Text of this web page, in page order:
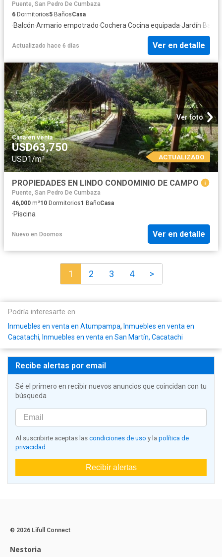
Puente, San Pedro De Cumbaza
6 Dormitorios5 BañosCasa
·Balcón·Armario empotrado·Cochera·Cocina equipada·Jardín·
Actualizado hace 6 días Ver en detalle
Ver foto
Casa·en venta
USD63,750
USD1/m² ACTUALIZADO
PROPIEDADES EN LINDO CONDOMINIO DE CAMPO
Puente, San Pedro De Cumbaza
46,000 m²10 Dormitorios1 BañoCasa
·Piscina
Nuevo en Doomos Ver en detalle
1 2 3 4 >
Podría interesarte en
Inmuebles en venta en Atumpampa, Inmuebles en venta en
Cacatachi, Inmuebles en venta en San Martín, Cacatachi
Recibe alertas por email
Sé el primero en recibir nuevos anuncios que coincidan con tu
búsqueda
Al suscribirte aceptas las condiciones de uso y la política de
privacidad
Recibir alertas
© 2026 Lifull Connect
Nestoria